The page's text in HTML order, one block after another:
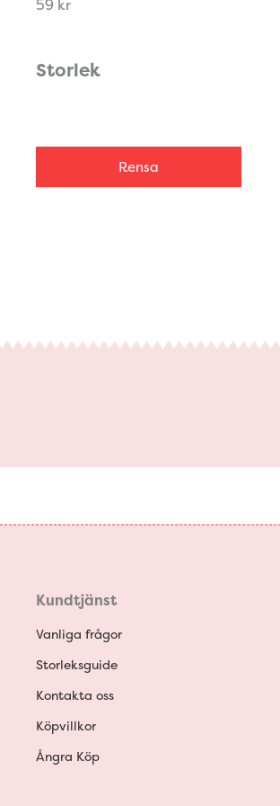
59 kr
Storlek
Rensa
Kundtjänst
Vanliga frågor
Storleksguide
Kontakta oss
Köpvillkor
Ångra Köp